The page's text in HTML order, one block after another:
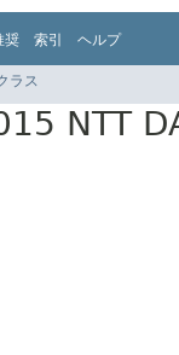
奨 索引 ヘルプ
ラス
NTT